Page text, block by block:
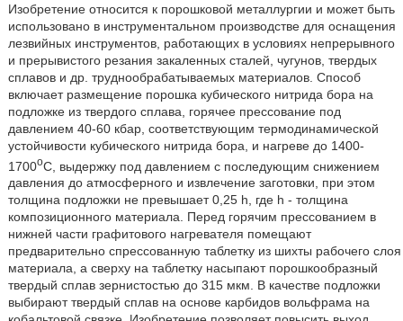
Изобретение относится к порошковой металлургии и может быть
использовано в инструментальном производстве для оснащения
лезвийных инструментов, работающих в условиях непрерывного
и прерывистого резания закаленных сталей, чугунов, твердых
сплавов и др. труднообрабатываемых материалов. Способ
включает размещение порошка кубического нитрида бора на
подложке из твердого сплава, горячее прессование под
давлением 40-60 кбар, соответствующим термодинамической
устойчивости кубического нитрида бора, и нагреве до 1400-
1700oС, выдержку под давлением с последующим снижением
давления до атмосферного и извлечение заготовки, при этом
толщина подложки не превышает 0,25 h, где h - толщина
композиционного материала. Перед горячим прессованием в
нижней части графитового нагревателя помещают
предварительно спрессованную таблетку из шихты рабочего слоя
материала, а сверху на таблетку насыпают порошкообразный
твердый сплав зернистостью до 315 мкм. В качестве подложки
выбирают твердый сплав на основе карбидов вольфрама на